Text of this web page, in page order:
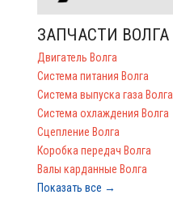
ЗАПЧАСТИ ВОЛГА
Двигатель Волга
Система питания Волга
Система выпуска газа Волга
Система охлаждения Волга
Сцепление Волга
Коробка передач Волга
Валы карданные Волга
Показать все →